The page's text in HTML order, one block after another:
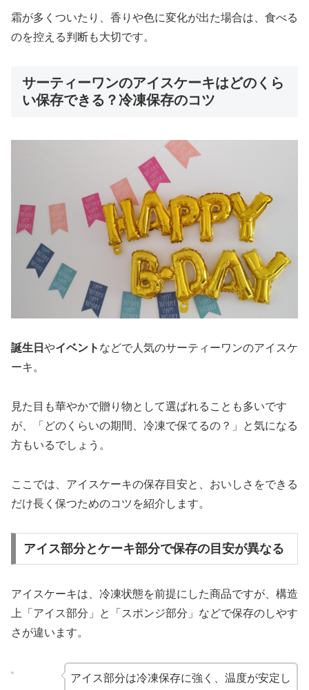
霜が多くついたり、香りや色に変化が出た場合は、食べる
のを控える判断も大切です。
サーティーワンのアイスケーキはどのくら
い保存できる？冷凍保存のコツ
誕生日 やイベント などで人気のサーティーワンのアイスケ
ーキ。
見た目も華やかで贈り物として選ばれることも多いです
が、「どのくらいの期間、冷凍で保てるの？」と気になる
方もいるでしょう。
ここでは、アイスケーキの保存目安と、おいしさをできる
だけ長く保つためのコツを紹介します。
アイス部分とケーキ部分で保存の目安が異なる
アイスケーキは、冷凍状態を前提にした商品ですが、構造
上「アイス部分」と「スポンジ部分」などで保存のしやす
さが違います。
アイス部分は冷凍保存に強く、温度が安定し